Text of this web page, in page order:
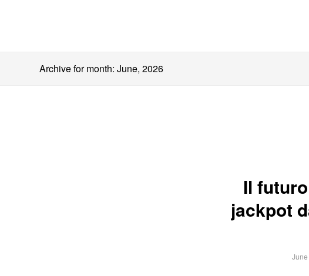
Archive for month: June, 2026
Il
jackpot